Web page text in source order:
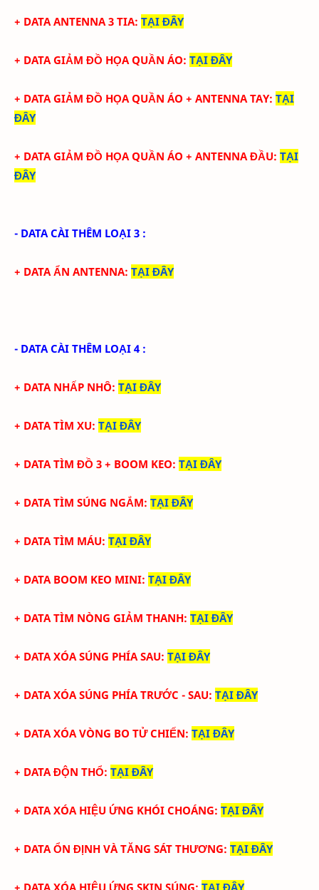
+ DATA ANTENNA 3 TIA: TẠI ĐÂY
+ DATA GIẢM ĐỒ HỌA QUẦN ÁO: TẠI ĐÂY
+ DATAGIẢM ĐỒ HỌA QUẦN ÁO + ANTENNA TAY: TẠI
ĐÂY
+ DATAGIẢM ĐỒ HỌA QUẦN ÁO + ANTENNA ĐẦU: TẠI
ĐÂY
- DATA CÀI THÊM LOẠI 3 :
+ DATA ẨN ANTENNA: TẠI ĐÂY
- DATA CÀI THÊM LOẠI 4 :
+ DATA NHẤP NHÔ: TẠI ĐÂY
+ DATA TÌM XU: TẠI ĐÂY
+ DATA TÌM ĐỒ 3 + BOOM KEO: TẠI ĐÂY
+ DATA TÌM SÚNG NGẮM: TẠI ĐÂY
+ DATA TÌM MÁU: TẠI ĐÂY
+ DATA BOOM KEO MINI: TẠI ĐÂY
+ DATA TÌM NÒNG GIẢM THANH: TẠI ĐÂY
+ DATA XÓA SÚNG PHÍA SAU: TẠI ĐÂY
+ DATA XÓA SÚNG PHÍA TRƯỚC - SAU: TẠI ĐÂY
+ DATA XÓA VÒNG BO TỬ CHIẾN: TẠI ĐÂY
+ DATA ĐỘN THỔ: TẠI ĐÂY
+ DATA XÓA HIỆU ỨNG KHÓI CHOÁNG: TẠI ĐÂY
+ DATA ỔN ĐỊNH VÀ TĂNG SÁT THƯƠNG: TẠI ĐÂY
+ DATA XÓA HIỆU ỨNG SKIN SÚNG: TẠI ĐÂY